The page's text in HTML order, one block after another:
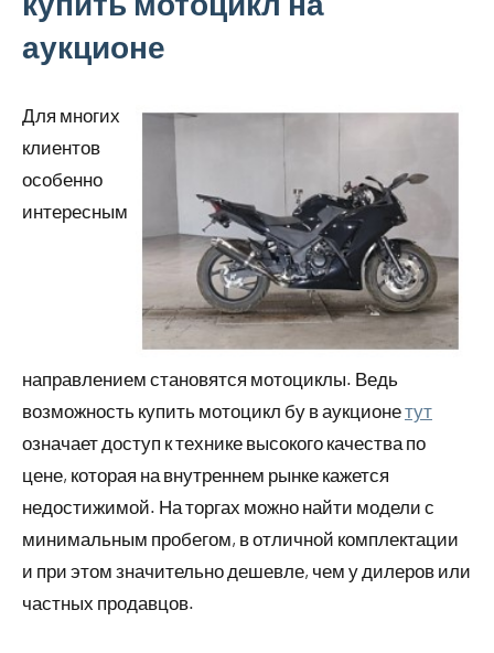
аукционе
Для многих
клиентов
особенно
интересным
направлением становятся мотоциклы. Ведь
возможность купить мотоцикл бу в аукционетут
означает доступ к технике высокого качества по
цене, которая на внутреннем рынке кажется
недостижимой. На торгах можно найти модели с
минимальным пробегом, в отличной комплектации
и при этом значительно дешевле, чем у дилеров или
частных продавцов.